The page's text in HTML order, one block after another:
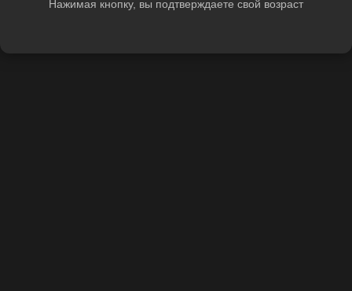
Нажимая кнопку, вы подтверждаете свой возраст